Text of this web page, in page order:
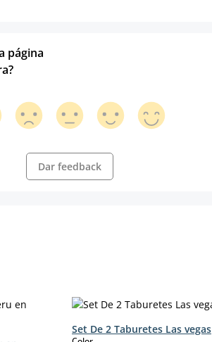
página
Dar feedback
Set De 2 Taburetes Las vegas